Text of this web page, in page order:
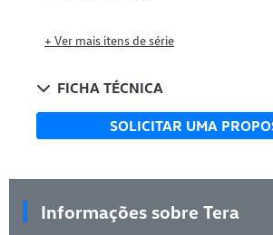
+ Ver mais itens de série
FICHA TÉCNICA
SOLICITAR UMA
Informações sobre Tera